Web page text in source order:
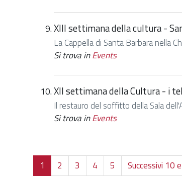
XIII settimana della cultura -
La Cappella di Santa Barbara nella
Si trova inEvents
XII settimana della Cultura - i
Il restauro del soffitto della Sala
Si trova inEvents
1 2 3 4 5 Successivi 10